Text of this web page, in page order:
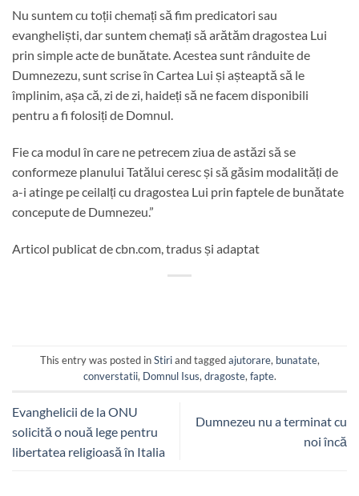
Nu suntem cu toții chemați să fim predicatori sau
evangheliști, dar suntem chemați să arătăm dragostea Lui
prin simple acte de bunătate. Acestea sunt rânduite de
Dumnezezu, sunt scrise în Cartea Lui și așteaptă să le
împlinim, așa că, zi de zi, haideți să ne facem disponibili
pentru a fi folosiți de Domnul.
Fie ca modul în care ne petrecem ziua de astăzi să se
conformeze planului Tatălui ceresc și să găsim modalități de
a-i atinge pe ceilalți cu dragostea Lui prin faptele de bunătate
concepute de Dumnezeu.”
Articol publicat de cbn.com, tradus și adaptat
This entry was posted inStiriand taggedajutorare, bunatate,
converstatii, Domnul Isus, dragoste, fapte.
Evanghelicii de la ONU
solicită o nouă lege pentru
libertatea religioasă în Italia
Dumnezeu nu a terminat cu
noi încă